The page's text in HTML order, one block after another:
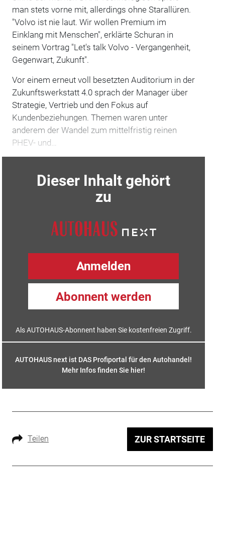
man stets vorne mit, allerdings ohne Starallüren.
"Volvo ist nie laut. Wir wollen Premium im
Einklang mit Menschen", erklärte Schuran in
seinem Vortrag "Let's talk Volvo - Vergangenheit,
Gegenwart, Zukunft".
Vor einem erneut voll besetzten Auditorium in der
Zukunftswerkstatt 4.0 sprach der Manager über
Strategie, Vertrieb und den Fokus auf
Kundenbeziehungen. Themen waren unter
anderem der Wandel zum mittelfristig reinen
PHEV- und…
Dieser Inhalt gehört
zu
Anmelden
Abonnent werden
Als AUTOHAUS-Abonnent haben Sie kostenfreien Zugriff.
AUTOHAUS next ist DAS Profiportal für den Autohandel!
Mehr Infos finden Sie hier!
Teilen ZUR STARTSEITE